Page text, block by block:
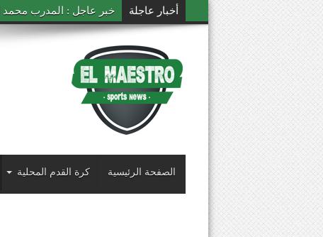
أخبار عاجلة خبر عاجل : المدرب محمد
الصفحة الرئيسية كرة القدم المحلية